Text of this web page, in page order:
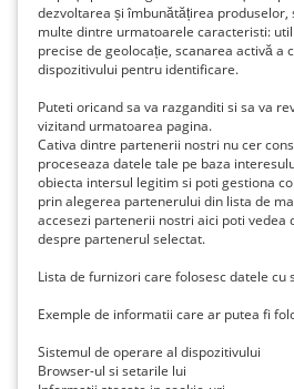
dezvoltarea și îmbunătățirea produselor,
multe dintre urmatoarele caracteristi:
precise de geolocație, scanarea activă a
dispozitivului pentru identificare.
Puteti oricand sa va razganditi si sa va
vizitand urmatoarea pagina.
Cativa dintre partenerii nostri nu cer
proceseaza datele tale pe baza
obiecta intersul legitim si poti gestiona
prin alegerea partenerului din lista de
accesezi partenerii nostri aici poti vedea
despre partenerul selectat.
Lista de furnizori care folosesc datele cu
Exemple de informatii care ar putea fi
Sistemul de operare al dispozitivului
Browser-ul si setarile lui
Politică de confidențialitate
Principii de publicare anunț
ROAnunt este o platforma de
oferte foarte bune din Bucuresti,
imobiliare, inchirieri imobiliare,
munca. Cu ROAnunt adaugi
Contact Trimite-ne un mail la